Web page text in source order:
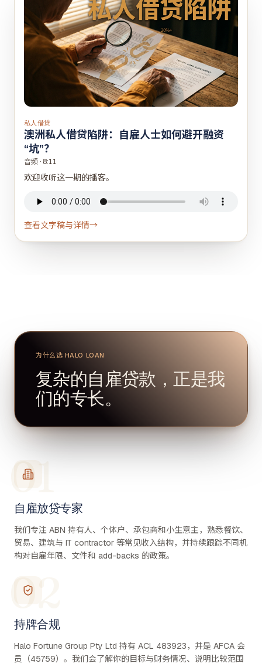
私人借贷
澳洲私人借贷陷阱：自雇人士如何避开融资
“坑”？
音频 · 8:11
欢迎收听这一期的播客。
查看文字稿与详情→
为什么选 HALO LOAN
复杂的自雇贷款，正是我
们的专长。
01
自雇放贷专家
我们专注 ABN 持有人、个体户、承包商和小生意主，熟悉餐饮、
贸易、建筑与 IT contractor 等常见收入结构，并持续跟踪不同机
构对自雇年限、文件和 add-backs 的政策。
02
持牌合规
Halo Fortune Group Pty Ltd 持有 ACL 483923，并是 AFCA 会
员（45759）。我们会了解你的目标与财务情况、说明比较范围